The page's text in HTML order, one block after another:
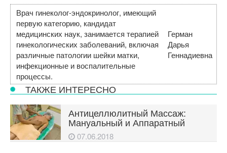
Врач гинеколог-эндокринолог, имеющий
первую категорию, кандидат
медицинских наук, занимается терапией
гинекологических заболеваний, включая
различные патологии шейки матки,
инфекционные и воспалительные
процессы.
Герман
Дарья
Геннадиевна
ТАКЖЕ ИНТЕРЕСНО
Антицеллюлитный Массаж:
Мануальный и Аппаратный
07.06.2018